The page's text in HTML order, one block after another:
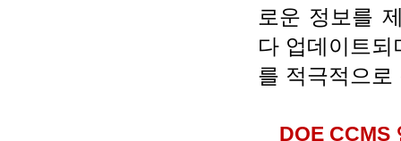
로운 정보를
다 업데이트되
를 적극적으
DOE CCMS